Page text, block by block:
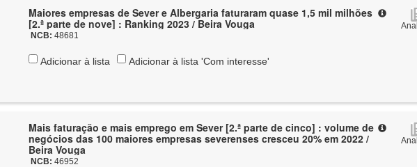
Maiores empresas de Sever e Albergaria faturaram quase 1,5 mil milhões
[2.ª parte de nove] : Ranking 2023 / Beira Vouga
NCB:48681
Adicionar à lista Adicionar à lista 'Com interesse'
Mais faturação e mais emprego em Sever [2.ª parte de cinco] : volume de
negócios das 100 maiores empresas severenses cresceu 20% em 2022 /
Beira Vouga
NCB:46952